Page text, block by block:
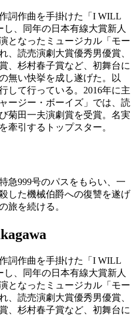
詞作曲を手掛けた「I WILL
、同年の日本有線大賞新人
となったミュージカル「モー
、読売演劇大賞優秀男優賞、
、杉村春子賞など、初舞台に
無い快挙を成し遂げた。以
して行っている。2016年に主
ージー・ボーイズ」では、読
菊田一夫演劇賞を受賞。名実
牽引するトップスター。
急999号のパスをもらい、一
した機械伯爵への復讐を遂げ
旅を続ける。
詞作曲を手掛けた「I WILL
し、同年の日本有線大賞新人
となったミュージカル「モー
、読売演劇大賞優秀男優賞、
、杉村春子賞など、初舞台に